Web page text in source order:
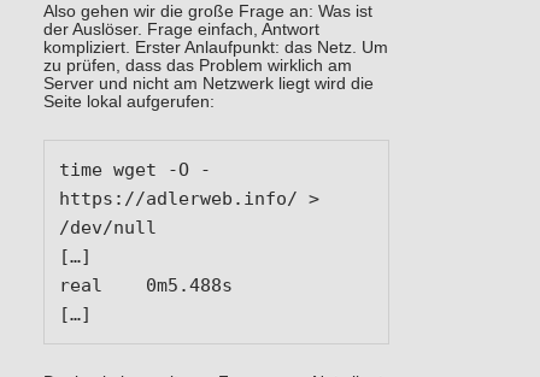
Also gehen wir die große Frage an: Was ist
der Auslöser. Frage einfach, Antwort
kompliziert. Erster Anlaufpunkt: das Netz. Um
zu prüfen, dass das Problem wirklich am
Server und nicht am Netzwerk liegt wird die
Seite lokal aufgerufen:
time wget -O -
https://adlerweb.info/ >
/dev/null
[…]
real	0m5.488s
[…]